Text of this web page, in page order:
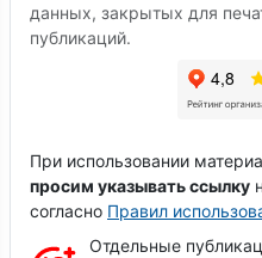
данных, закрытых для
публикаций.
При использовании
просим указывать ссылку
согласно Правил
Отдельные